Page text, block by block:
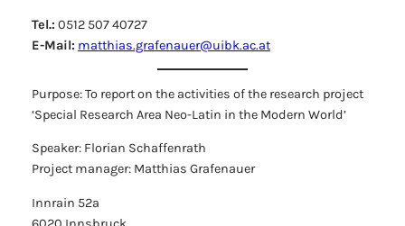
Tel.: 0512 507 40727
E-Mail: matthias.grafenauer@uibk.ac.at
Purpose: To report on the activities of the research project
‘Special Research Area Neo-Latin in the Modern World’
Speaker: Florian Schaffenrath
Project manager: Matthias Grafenauer
Innrain 52a